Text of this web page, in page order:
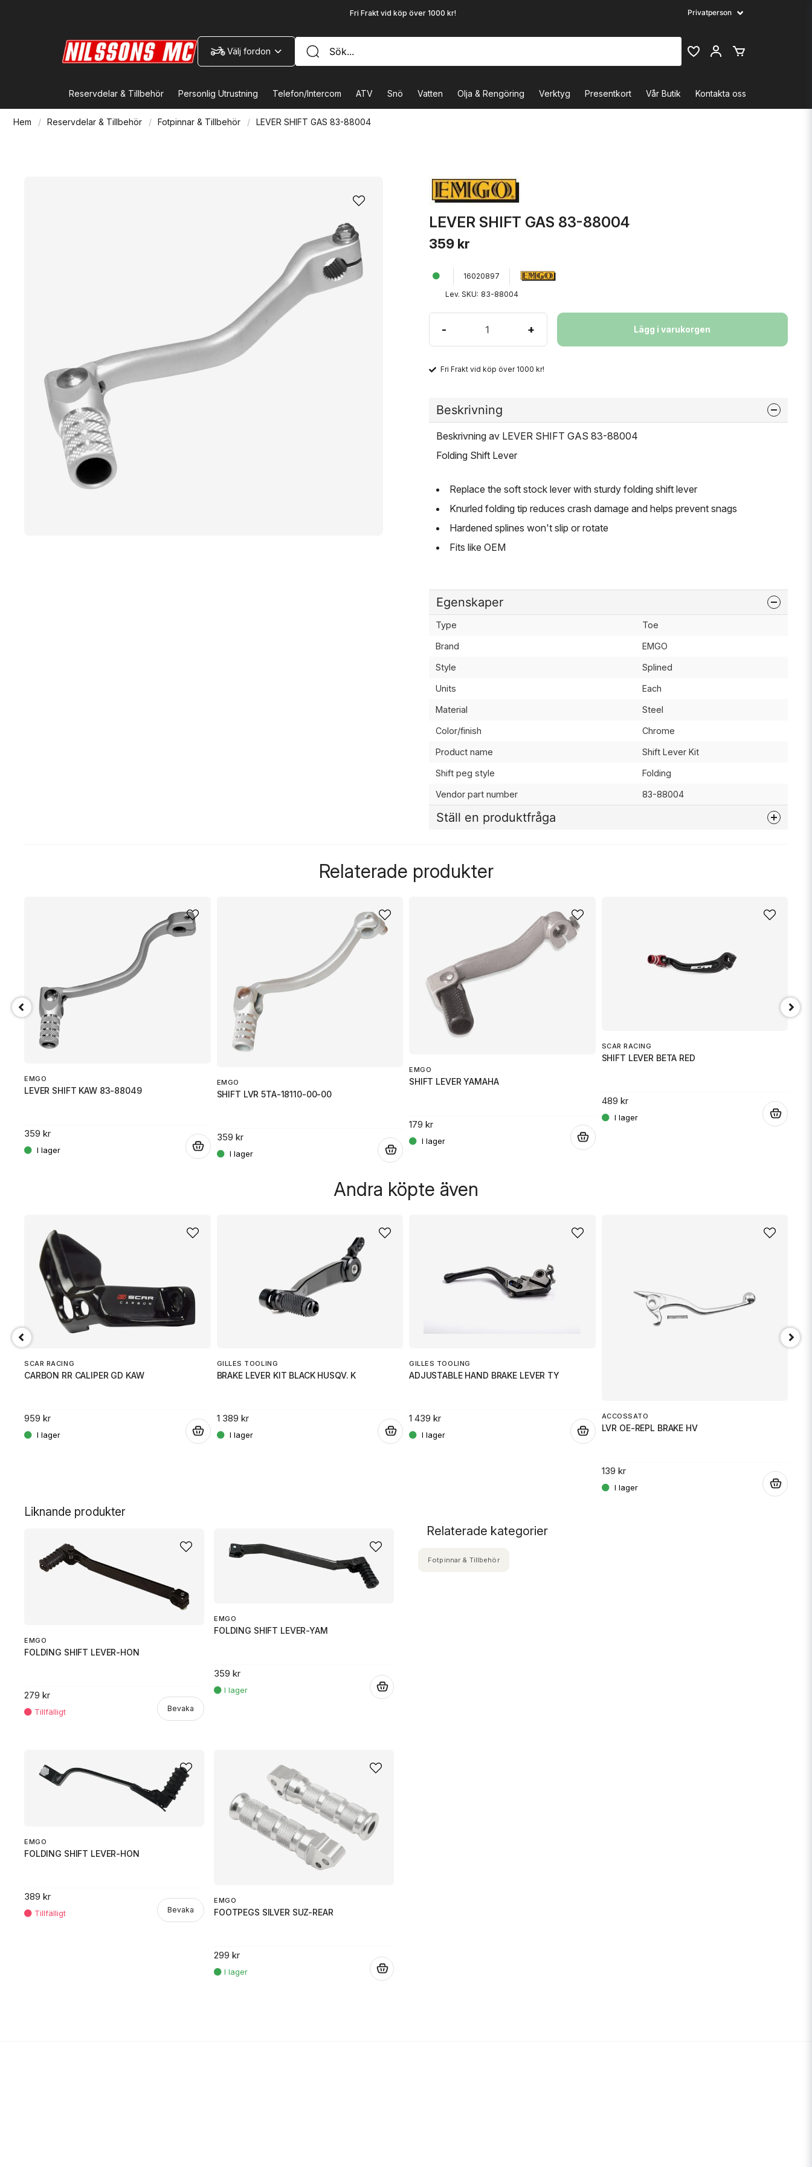
Fri Frakt vid köp över 1000 kr!
Välj fordon
Reservdelar & Tillbehör Personlig Utrustning Telefon/Intercom ATV Snö Vatten Olja & Rengöring Verktyg Presentkort Vår Butik Kontakta oss
Hem Reservdelar & Tillbehör Fotpinnar & Tillbehör LEVER SHIFT GAS 83-88004
LEVER SHIFT GAS 83-88004
359 kr
16020897
Lev. SKU: 83-88004
- + Lägg i varukorgen
Fri Frakt vid köp över 1000 kr!
Beskrivning
Beskrivning av LEVER SHIFT GAS 83-88004
Folding Shift Lever
Replace the soft stock lever with sturdy folding shift lever
Knurled folding tip reduces crash damage and helps prevent snags
Hardened splines won't slip or rotate
Fits like OEM
Egenskaper
Type Toe
Brand EMGO
Style Splined
Units Each
Material Steel
Color/finish Chrome
Product name Shift Lever Kit
Shift peg style Folding
Vendor part number 83-88004
Ställ en produktfråga
Ja, ni får publicera min fråga
Relaterade produkter
EMGO
LEVER SHIFT KAW 83-88049
359 kr
EMGO
SHIFT LVR 5TA-18110-00-00
359 kr
EMGO
SHIFT LEVER YAMAHA
179 kr
SCAR RACING
SHIFT LEVER BETA RED
489 kr
Andra köpte även
SCAR RACING
CARBON RR CALIPER GD KAW
959 kr
GILLES TOOLING
BRAKE LEVER KIT BLACK HUSQV. K
1 389 kr
GILLES TOOLING
ADJUSTABLE HAND BRAKE LEVER TY
1 439 kr ACCOSSATO
LVR OE-REPL BRAKE HV
139 kr
Liknande produkter
EMGO
FOLDING SHIFT LEVER-HON
279 kr
Bevaka
EMGO
FOLDING SHIFT LEVER-YAM
359 kr
EMGO
FOLDING SHIFT LEVER-HON
389 kr
Bevaka
EMGO
FOOTPEGS SILVER SUZ-REAR
299 kr
Relaterade kategorier
Fotpinnar & Tillbehör